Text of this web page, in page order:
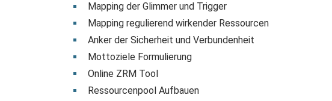
Mapping der Glimmer und Trigger
Mapping regulierend wirkender Ressourcen
Anker der Sicherheit und Verbundenheit
Mottoziele Formulierung
Online ZRM Tool
Ressourcenpool Aufbauen